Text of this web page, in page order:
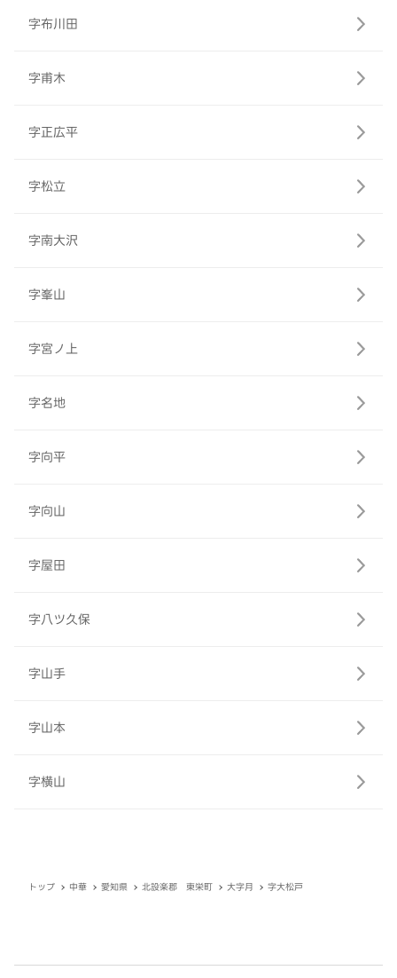
字布川田
字甫木
字正広平
字松立
字南大沢
字峯山
字宮ノ上
字名地
字向平
字向山
字屋田
字八ツ久保
字山手
字山本
字横山
トップ 中華 愛知県 北設楽郡 東栄町 大字月 字大松戸